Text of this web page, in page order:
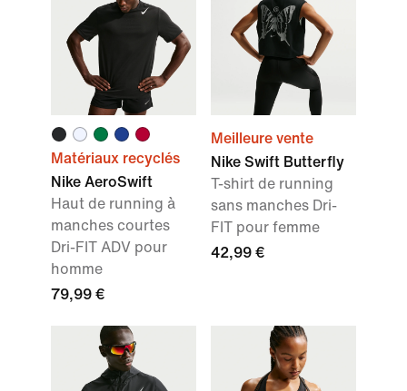
Matériaux recyclés
Nike AeroSwift
Haut de running à
manches courtes
Dri-FIT ADV pour
homme
79,99 €
Meilleure vente
Nike Swift Butterfly
T-shirt de running
sans manches Dri-
FIT pour femme
42,99 €